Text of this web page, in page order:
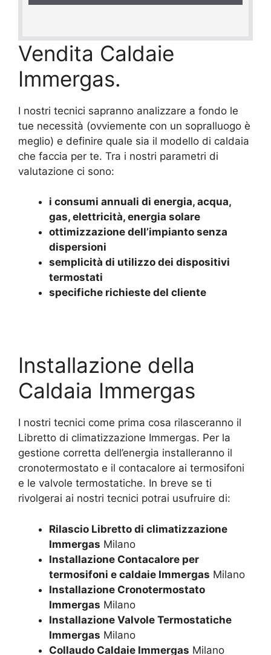
Vendita Caldaie
Immergas.
I nostri tecnici sapranno analizzare a fondo le
tue necessità (ovviemente con un sopralluogo è
meglio) e definire quale sia il modello di caldaia
che faccia per te. Tra i nostri parametri di
valutazione ci sono:
i consumi annuali di energia, acqua,
gas, elettricità, energia solare
ottimizzazione dell’impianto senza
dispersioni
semplicità di utilizzo dei dispositivi
termostati
specifiche richieste del cliente
Installazione della
Caldaia Immergas
I nostri tecnici come prima cosa rilasceranno il
Libretto di climatizzazione Immergas. Per la
gestione corretta dell’energia installeranno il
cronotermostato e il contacalore ai termosifoni
e le valvole termostatiche. In breve se ti
rivolgerai ai nostri tecnici potrai usufruire di:
Rilascio Libretto di climatizzazione
Immergas Milano
Installazione Contacalore per
termosifoni e caldaie Immergas Milano
Installazione Cronotermostato
Immergas Milano
Installazione Valvole Termostatiche
Immergas Milano
Collaudo Caldaie Immergas Milano